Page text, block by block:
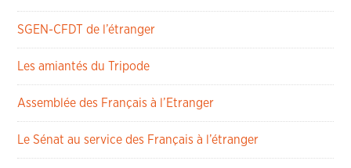
SGEN-CFDT de l’étranger
Les amiantés du Tripode
Assemblée des Français à l’Etranger
Le Sénat au service des Français à l’étranger